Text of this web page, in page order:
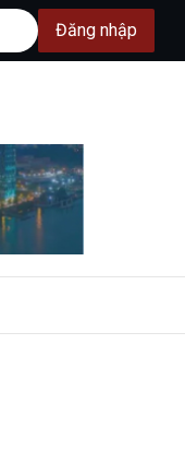
Đăng nhập